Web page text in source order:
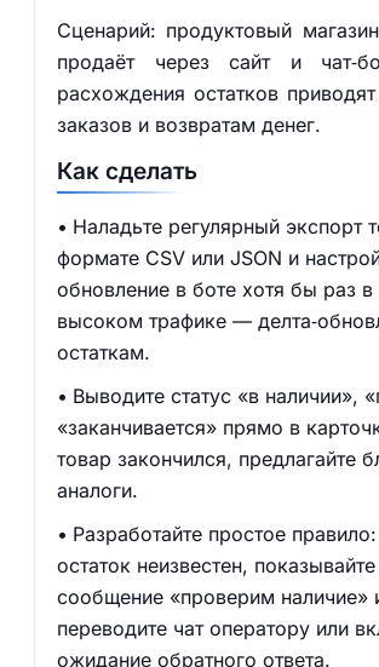
Сценарий: продуктовый
продаёт через сайт и
расхождения остатков
заказов и возвратам денег.
Как сделать
Наладьте регулярный экспорт
формате CSV или JSON и
обновление в боте хотя бы раз
высоком трафике —
остаткам.
Выводите статус «в наличии»,
«заканчивается» прямо в
товар закончился, предлагайте
аналоги.
Разработайте простое
остаток неизвестен, показывайте
сообщение «проверим наличие»
переводите чат оператору или
ожидание обратного ответа.